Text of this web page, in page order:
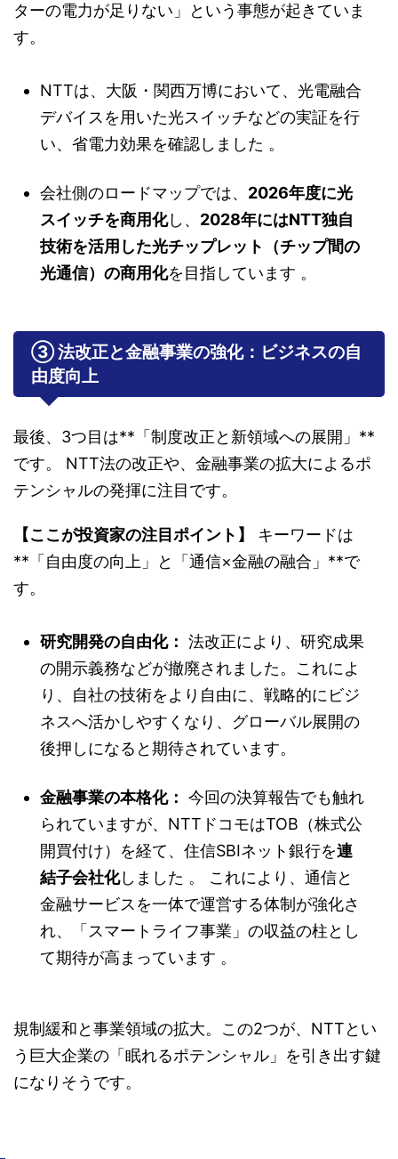
ターの電力が足りない」という事態が起きていま
す。
NTTは、大阪・関西万博において、光電融合
デバイスを用いた光スイッチなどの実証を行
い、省電力効果を確認しました 。
会社側のロードマップでは、 2026年度に光
スイッチを商用化し、 2028年にはNTT独自
技術を活用した光チップレット（チップ間の
光通信）の商用化を目指しています 。
③ 法改正と金融事業の強化：ビジネスの自
由度向上
最後、3つ目は**「制度改正と新領域への展開」**
です。 NTT法の改正や、金融事業の拡大によるポ
テンシャルの発揮に注目です。
【ここが投資家の注目ポイント】
キーワードは
**「自由度の向上」と「通信×金融の融合」**で
す。
研究開発の自由化： 法改正により、研究成果
の開示義務などが撤廃されました。これによ
り、自社の技術をより自由に、戦略的にビジ
ネスへ活かしやすくなり、グローバル展開の
後押しになると期待されています。
金融事業の本格化： 今回の決算報告でも触れ
られていますが、NTTドコモはTOB（株式公
開買付け）を経て、住信SBIネット銀行を連
結子会社化しました 。 これにより、通信と
金融サービスを一体で運営する体制が強化さ
れ、「スマートライフ事業」の収益の柱とし
て期待が高まっています 。
規制緩和と事業領域の拡大。この2つが、NTTとい
う巨大企業の「眠れるポテンシャル」を引き出す鍵
になりそうです。